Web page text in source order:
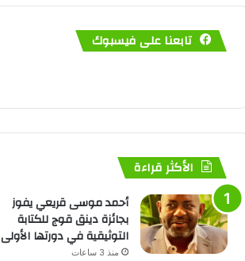
تابعنا على فيسبوك
الأكثر قراءة
أحمد موسى قريعي يفوز
بجائزة دينق قوج للكتابة
التوثيقية في دورتها الأولى
منذ 3 ساعات